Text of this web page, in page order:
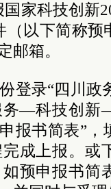
家科技创新
（以下简称
邮箱。
登录“四川政
务—科技创
报书简表”
成上报。或
预申报书简